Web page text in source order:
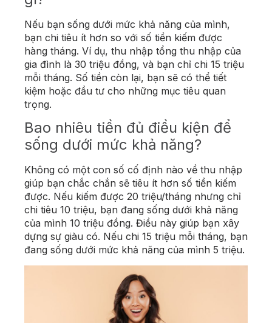
Nếu bạn sống dưới mức khả năng của mình,
bạn chi tiêu ít hơn so với số tiền kiếm được
hàng tháng. Ví dụ, thu nhập tổng thu nhập của
gia đình là 30 triệu đồng, và bạn chỉ chi 15 triệu
mỗi tháng. Số tiền còn lại, bạn sẽ có thể tiết
kiệm hoặc đầu tư cho những mục tiêu quan
trọng.
Bao nhiêu tiền đủ điều kiện để
sống dưới mức khả năng?
Không có một con số cố định nào về thu nhập
giúp bạn chắc chắn sẽ tiêu ít hơn số tiền kiếm
được. Nếu kiếm được 20 triệu/tháng nhưng chỉ
chi tiêu 10 triệu, bạn đang sống dưới khả năng
của mình 10 triệu đồng. Điều này giúp bạn xây
dựng sự giàu có. Nếu chi 15 triệu mỗi tháng, bạn
đang sống dưới mức khả năng của mình 5 triệu.